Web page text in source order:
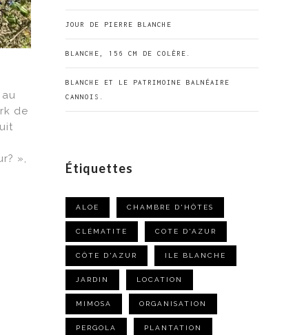
de
»,
JOUR DE PIERRE BLANCHE
BLANCHE, 156 CM DE COLÈRE.
BLANCHE ET LE PATRIMOINE BALNÉAIRE
CANNOIS.
Étiquettes
ALOE CHAMBRE D'HÔTES
CLÉMATITE COTE D'AZUR
CÔTE D'AZUR ILE BLANCHE
JARDIN LOCATION
MIMOSA ORGANISATION
PERGOLA PLANTATION